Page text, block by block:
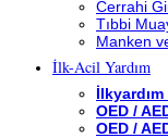
Cerrahi
Tıbbi
Manken
İlk-Acil Yardım
OED /
OED /